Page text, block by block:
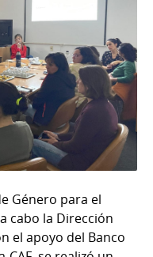
Género para el
cabo la Dirección
el apoyo del Banco